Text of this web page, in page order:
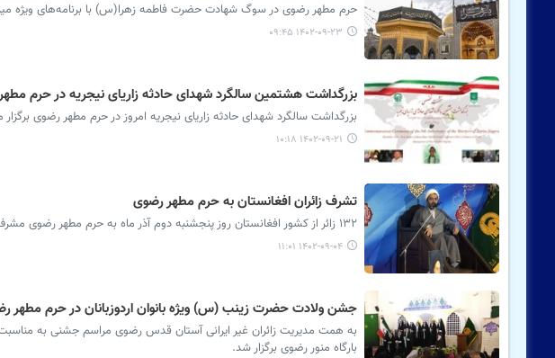
حرم مطهر رضوی در سوگ شهادت حضرت فاطمه زهرا(س) با برنامه‌های ویژه
۱۴۰۲-۰۹-۲۳ ۰۹:۴۵
بزرگداشت هشتمین سالگرد شهدای حادثه زاریای نیجریه در حرم
بزرگداشت سالگرد شهدای حادثه زاریای نیجریه امروز در حرم مطهر رضوی
۱۴۰۲-۰۹-۲۱ ۱۰:۱۸
تشرف زائران افغانستان به حرم مطهر رضوی
۱۳۲ زائر از کشور افغانستان روز پنجشنبه دوم آذر ماه به حرم مطهر رضوی مشرف شدند.
۱۴۰۲-۰۹-۰۴ ۱۱:۰۱
جشن ولادت حضرت زینب (س) ویژه بانوان اردوزبانان در حرم مطهر
به همت مدیریت زائران غیر ایرانی آستان قدس رضوی مراسم جشنی به
بارگاه منور رضوی برگزار شد.